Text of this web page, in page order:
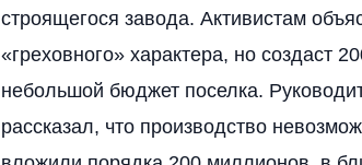
строящегося завода. Активистам
«греховного» характера, но создаст
небольшой бюджет поселка.
рассказал, что производство